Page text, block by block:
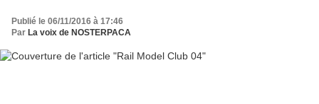
Publié le 06/11/2016 à 17:46
Par La voix de NOSTERPACA